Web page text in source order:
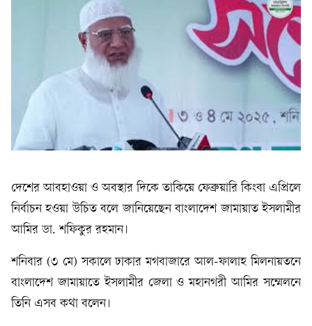
দেশের আবহাওয়া ও অবস্থার দিকে তাকিয়ে ফেব্রুয়ারি কিংবা এপ্রিলে
নির্বাচন হওয়া উচিত বলে জানিয়েছেন বাংলাদেশ জামায়াত ইসলামীর
আমির ডা. শফিকুর রহমান।
শনিবার (৩ মে) সকালে ঢাকার মগবাজারে আল-ফালাহ মিলনায়তনে
বাংলাদেশ জামায়াতে ইসলামীর জেলা ও মহানগরী আমির সম্মেলনে
তিনি এসব কথা বলেন।